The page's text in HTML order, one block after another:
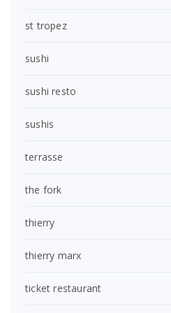
st tropez
sushi
sushi resto
sushis
terrasse
the fork
thierry
thierry marx
ticket restaurant